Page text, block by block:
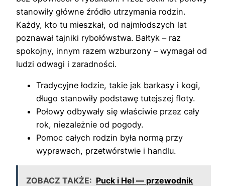
stanowiły główne źródło utrzymania rodzin.
Każdy, kto tu mieszkał, od najmłodszych lat
poznawał tajniki rybołówstwa. Bałtyk – raz
spokojny, innym razem wzburzony – wymagał od
ludzi odwagi i zaradności.
Tradycyjne łodzie, takie jak barkasy i kogi,
długo stanowiły podstawę tutejszej floty.
Połowy odbywały się właściwie przez cały
rok, niezależnie od pogody.
Pomoc całych rodzin była normą przy
wyprawach, przetwórstwie i handlu.
ZOBACZ TAKŻE: Puck i Hel — przewodnik